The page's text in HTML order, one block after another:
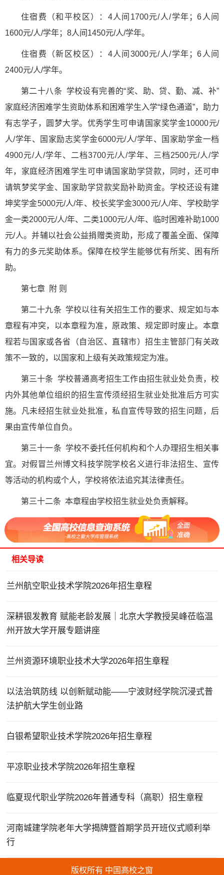
住宿费（和平校区）：4人间1700元/人/学年；6人间
1600元/人/学年；8人间1450元/人/学年。
住宿费（新区校区）：4人间3000元/人/学年；6人间
2400元/人/学年。
第二十八条 学校设有完善的“奖、助、贷、勤、减、补”
家庭经济困难学生资助体系和困难学生入学“绿色通道”，助力
有志学子，圆梦大学。优秀学生可申请国家奖学金10000元/
人/学年、国家励志奖学金6000元/人/学年、国家助学金一档
4900元/人/学年、二档3700元/人/学年、三档2500元/人/学
年，家庭经济困难学生可申请国家助学贷款，同时，还可申
请筑梦奖学金、国家助学贷款奖励补助资金。学校还设有建
坤奖学金5000元/人/年、校长奖学金3000元/人/年、学校助学
金一类2000元/人/年、二类1000元/人/年、临时困难补助1000
元/人。并辅以社会公益捐赠类资助，形成了覆盖全面、保障
有力的多元奖助体系。保障在校学生能够优有所奖、困有所
助。
第七章 附 则
第二十九条 学校以往有关招生工作的要求、规定如与本
章程有冲突，以本章程为准，原政策、规定即时废止。本章
程若与国家或各省（自治区、直辖市）招生主管部门有关政
策不一致的，以国家和上级有关政策规定为准。
第三十条 学校普通高考招生工作由招生就业处负责，校
内外其他单位组织的招生宣传须经招生就业处批准后方可实
施。凡未经招生就业处批准，私自宣传导致的招生问题，后
果由宣传单位自负。
第三十一条 学校不委托任何机构和个人办理招生相关事
宜。对假冒兰州博文科技学院学校名义进行非法招生、宣传
等活动的机构或个人，学校将依法追究其法律责任。
第三十二条 本章程由学校招生就业处负责解释。
相关导读
兰州航空职业技术学院2026年招生章程
深耕银发教育 赋能老龄发展｜北京大学教授吴峰莅临温
州开放大学开展专题讲座
兰州资源环境职业技术大学2026年招生章程
以法治筑防线 以创新赋动能——宁波财经学院沉浸式普
法护航大学生创业路
白银希望职业技术学院2026年招生章程
平凉职业技术学院2026年招生章程
临夏现代职业学院2026年普通专科（高职）招生章程
河南城建学院老年大学揭牌暨首期学员开班仪式顺利举
行
版权所有 中国高校之窗